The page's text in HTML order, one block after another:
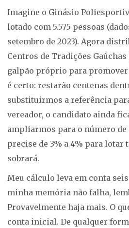
Imagine o Ginásio
lotado com 5.575 pessoas
setembro de 2023). Agora
Centros de Tradições Gaúchas
galpão próprio para promover
é certo: restarão centenas
substituirmos a referência
vereador, o candidato ainda
ampliarmos para o número de
precise de 3% a 4% para lotar
sobrará.
Meu cálculo leva em conta
minha memória não falha,
Provavelmente haja mais. O
conta inicial. De qualquer